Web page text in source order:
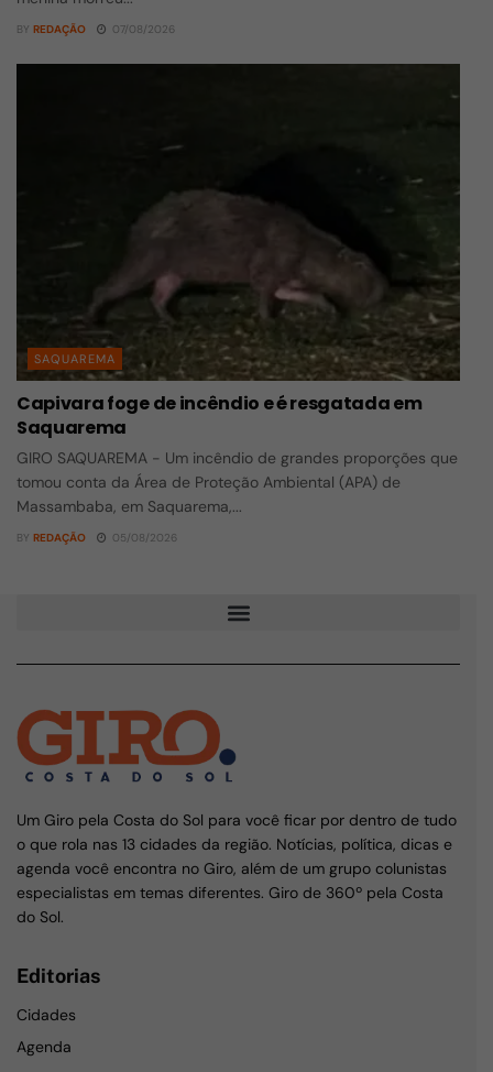
BY REDAÇÃO 07/08/2026
SAQUAREMA
Capivara foge de incêndio e é resgatada em
Saquarema
GIRO SAQUAREMA - Um incêndio de grandes proporções que
tomou conta da Área de Proteção Ambiental (APA) de
Massambaba, em Saquarema,...
BY REDAÇÃO 05/08/2026
Um Giro pela Costa do Sol para você ficar por dentro de tudo
o que rola nas 13 cidades da região. Notícias, política, dicas e
agenda você encontra no Giro, além de um grupo colunistas
especialistas em temas diferentes. Giro de 360º pela Costa
do Sol.
Editorias
Cidades
Agenda